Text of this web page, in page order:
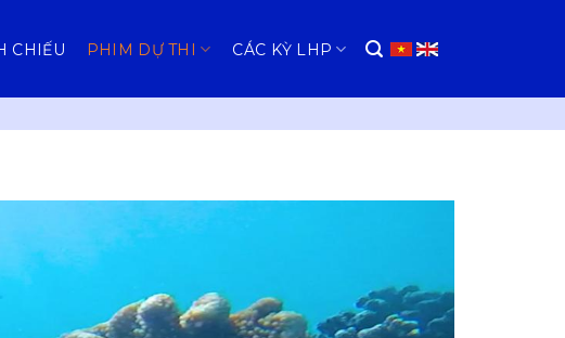
CHIẾU PHIM DỰ THI CÁC KỲ LHP